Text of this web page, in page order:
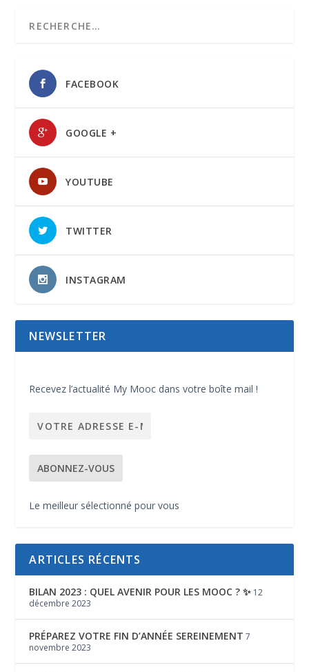
FACEBOOK
GOOGLE +
YOUTUBE
TWITTER
INSTAGRAM
NEWSLETTER
Recevez l’actualité My Mooc dans votre boîte mail !
Le meilleur sélectionné pour vous
ARTICLES RÉCENTS
BILAN 2023 : QUEL AVENIR POUR LES MOOC ? ✨ 12
décembre 2023
PRÉPAREZ VOTRE FIN D’ANNÉE SEREINEMENT 7
novembre 2023